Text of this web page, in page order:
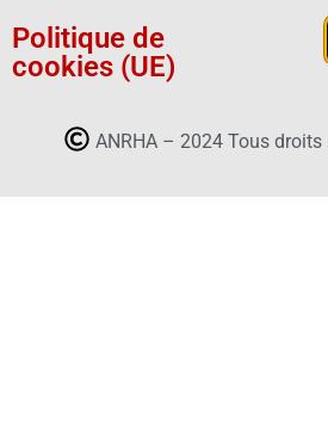
Politique de
cookies (UE)
ANRHA – 2024 Tous droits